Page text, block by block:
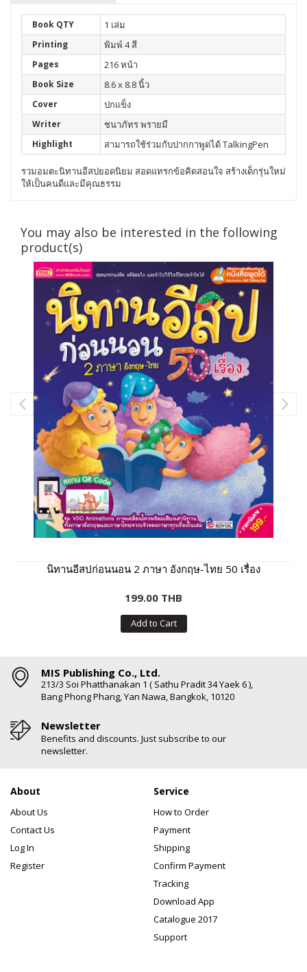
Book QTY 1 เล่ม
Printing พิมพ์ 4 สี
Pages 216 หน้า
Book Size 8.6 x 8.8 นิ้ว
Cover ปกแข็ง
Writer ชนาภัทร พรายมี
Highlight สามารถใช้ร่วมกับปากกาพูดได้ TalkingPen
รวมอมตะนิทานอีสปยอดนิยม สอดแทรกข้อคิดสอนใจ สร้างเด็กรุ่นใหม่
ให้เป็นคนดีและมีคุณธรรม
You may also be interested in the following
product(s)
นิทานอีสปก่อนนอน 2 ภาษา อังกฤษ-ไทย 50 เรื่อง
199.00 THB
Add to Cart
MIS Publishing Co., Ltd.
213/3 Soi Phatthanakan 1 ( Sathu Pradit 34 Yaek 6 ),
Bang Phong Phang, Yan Nawa, Bangkok, 10120
Newsletter
Benefits and discounts. Just subscribe to our
newsletter.
About
About Us
Contact Us
Log In
Register
Service
How to Order
Payment
Shipping
Confirm Payment
Tracking
Download App
Catalogue 2017
Support